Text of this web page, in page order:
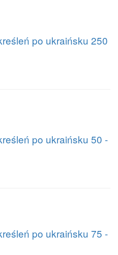
po ukraińsku 250
po ukraińsku 50 -
po ukraińsku 75 -